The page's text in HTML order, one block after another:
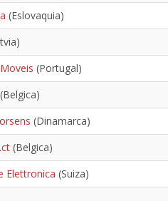
(Eslovaquia)
(Portugal)
(Belgica)
(Dinamarca)
(Belgica)
Elettronica (Suiza)